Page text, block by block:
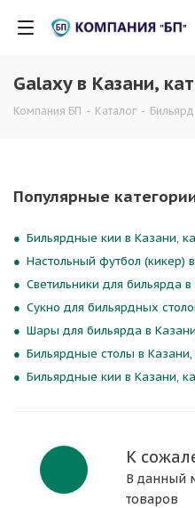
Galaxy в Казани,
Компания БП - Каталог - Бильярд
Популярные
Бильярдные кии в Казани,
Настольный футбол (кикер)
Светильники для бильярда
Сукно для бильярдных
Шары для бильярда в
Бильярдные столы в Казани,
Бильярдные кии в Казани,
К
В данный
товаров